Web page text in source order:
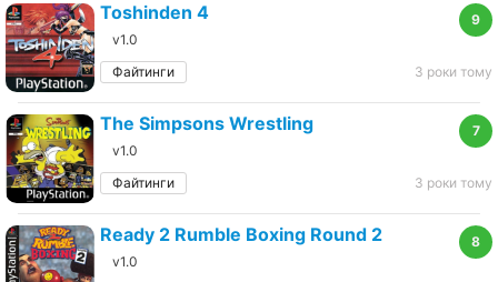
9
Toshinden 4
v1.0
Файтинги
3 роки тому
7
The Simpsons Wrestling
v1.0
Файтинги
3 роки тому
8
Ready 2 Rumble Boxing Round 2
v1.0